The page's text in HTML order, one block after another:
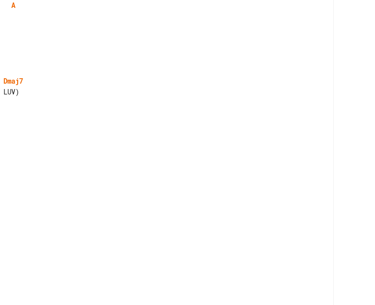
A
Dmaj7